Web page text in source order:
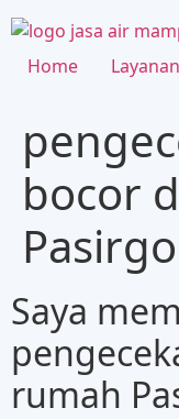
Home
bocor
Saya
rumah